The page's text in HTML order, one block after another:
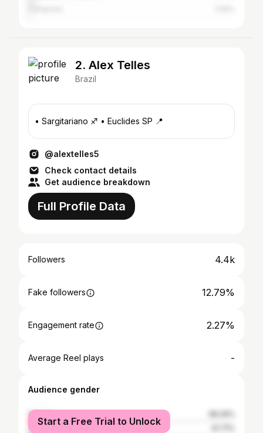
2. Alex Telles
Brazil
• Sargitariano ♐ • Euclides SP 📍
@alextelles5
Check contact details
Get audience breakdown
Full Profile Data
Followers 4.4k
Fake followers 12.79%
Engagement rate 2.27%
Average Reel plays -
Audience gender
female
male
Start a Free Trial to Unlock